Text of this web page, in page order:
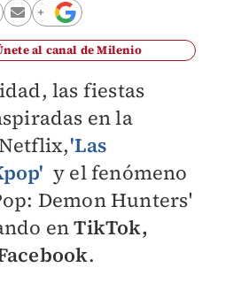
al canal de Milenio
las fiestas
en la
'Las
y el fenómeno
Demon Hunters'
enTikTok,
.